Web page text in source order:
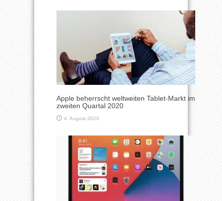
Apple beherrscht weltweiten Tablet-Markt im
zweiten Quartal 2020
4. August 2020